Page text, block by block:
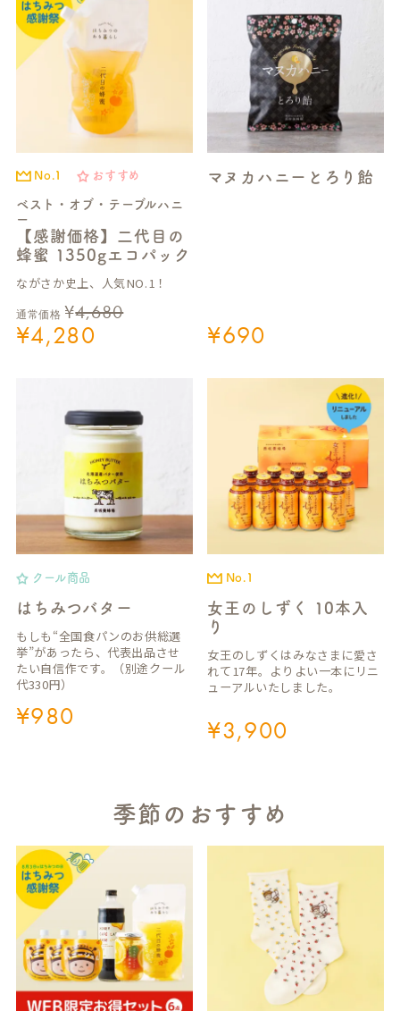
No.1 おすすめ
ベスト・オブ・テーブルハニ
ー
【感謝価格】二代目の
蜂蜜 1350gエコパック
ながさか史上、人気NO.1！
通常価格 ¥4,680
¥4,280
マヌカハニーとろり飴
¥690
クール商品
はちみつバター
もしも“全国食パンのお供総選
挙”があったら、代表出品させ
たい自信作です。（別途クール
代330円）
¥980
No.1
女王のしずく 10本入
り
女王のしずくはみなさまに愛さ
れて17年。よりよい一本にリニ
ューアルいたしました。
¥3,900
季節のおすすめ